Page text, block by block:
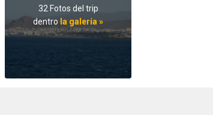
32 Fotos del trip
dentro la galería »